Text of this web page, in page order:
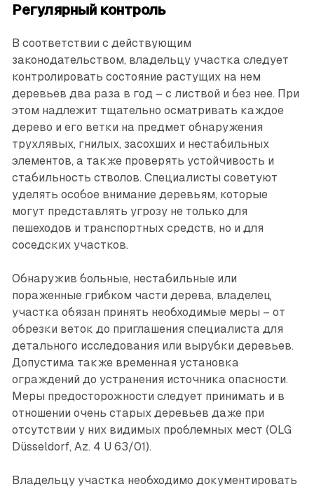
Регулярный контроль
В соответствии с действующим
законодательством, владельцу участка следует
контролировать состояние растущих на нем
деревьев два раза в год – с листвой и без нее. При
этом надлежит тщательно осмат­ривать каждое
дерево и его ветки на предмет обнаружения
трухлявых, гнилых, засохших и нестабильных
элементов, а также проверять устойчивость и
стабильность стволов. ­Специалисты советуют
уделять особое внимание деревьям, которые
могут представлять угрозу не только для
пешеходов и транспортных средств, но и для
соседских участков.
Обнаружив больные, нестабильные или
пораженные грибком части дерева, владелец
участка обязан принять необходимые меры – от
обрезки веток до приглашения специа­листа для
детального исследования или вырубки деревьев.
Допустима также временная установка
ограждений до устранения источника опасности.
Меры предосторожности следует принимать и в
отношении очень старых деревьев даже при
отсутствии у них видимых проблемных мест (OLG
Düsseldorf, Az. 4 U 63/01).
Владельцу участка необходимо документировать